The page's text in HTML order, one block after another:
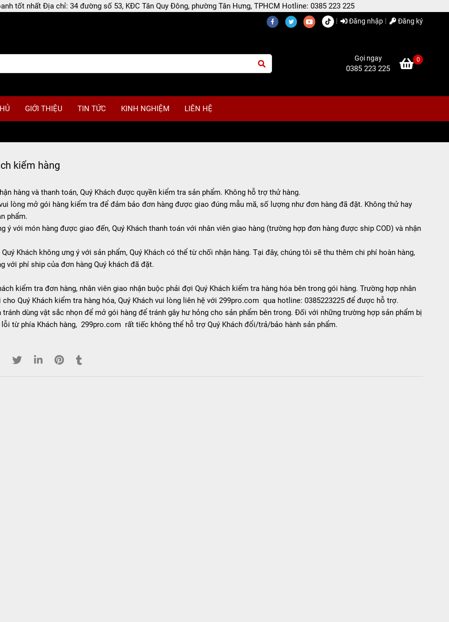
Đăng nhập Đăng ký
Gọi ngay
0385 223 225
0
GIỚI THIỆU TIN TỨC KINH NGHIỆM LIÊN HỆ
kiểm hàng
hàng và thanh toán, Quý Khách được quyền kiểm tra sản phẩm. Không hỗ trợ thử hàng.
lòng mở gói hàng kiểm tra để đảm bảo đơn hàng được giao đúng mẫu mã, số lượng như đơn hàng đã đặt. Không thử hay
phẩm.
ý với món hàng được giao đến, Quý Khách thanh toán với nhân viên giao hàng (trường hợp đơn hàng được ship COD) và nhận
Khách không ưng ý với sản phẩm, Quý Khách có thể từ chối nhận hàng. Tại đây, chúng tôi sẽ thu thêm chi phí hoàn hàng,
với phí ship của đơn hàng Quý khách đã đặt.
kiểm tra đơn hàng, nhân viên giao nhận buộc phải đợi Quý Khách kiểm tra hàng hóa bên trong gói hàng. Trường hợp nhân
Quý Khách kiểm tra hàng hóa, Quý Khách vui lòng liên hệ với 299pro.com qua hotline: 0385223225 để được hỗ trợ.
tránh dùng vật sắc nhọn để mở gói hàng để tránh gây hư hỏng cho sản phẩm bên trong. Đối với những trường hợp sản phẩm bị
lỗi từ phía Khách hàng, 299pro.com rất tiếc không thể hỗ trợ Quý Khách đổi/trả/bảo hành sản phẩm.
tốt nhất Địa chỉ: 34 đường số 53, KĐC Tân Quy Đông, phường Tân Hưng, TPHCM Hotline: 0385 223 225